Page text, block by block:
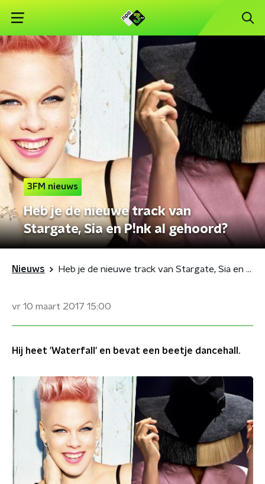
3FM nieuws
Heb je de nieuwe track van
Stargate, Sia en P!nk al gehoord?
Nieuws Heb je de nieuwe track van Stargate, Sia en P!nk al gehoord?
vr 10 maart 2017 15:00
Hij heet 'Waterfall' en bevat een beetje dancehall.